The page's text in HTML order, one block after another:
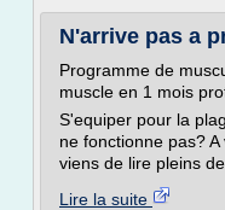
N'arrive pas a
Programme de
muscle en 1 mois
S'equiper pour la
ne fonctionne pas?
viens de lire pleins
Lire la suite